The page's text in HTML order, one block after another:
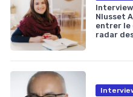
Nlusset
entrer le
radar